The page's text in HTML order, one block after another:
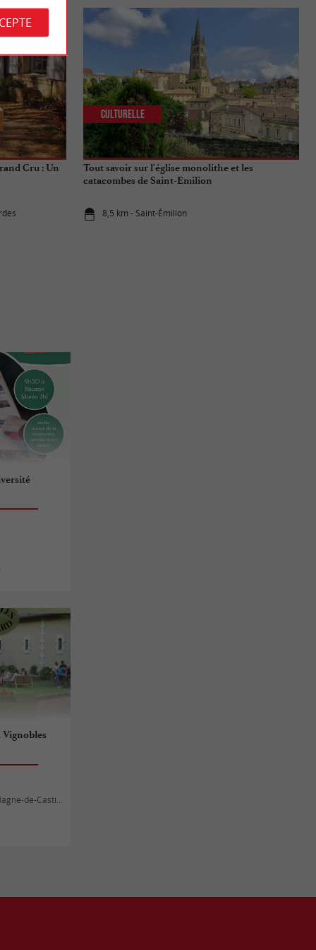
Cru : Un
Tout savoir sur l'église monolithe et les
catacombes de Saint-Emilion
8,5 km - Saint-Émilion
Culturelle
Vignobles
de-Castillon